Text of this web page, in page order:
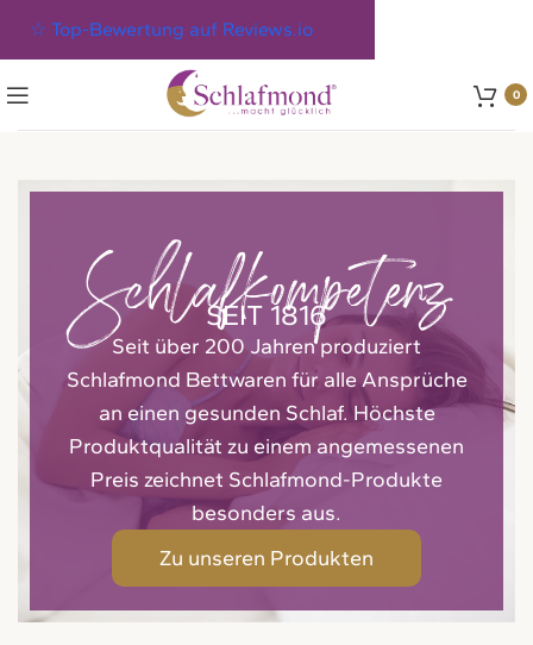
0
Schlafkompetenz
SEIT 1816
Seit über 200 Jahren produziert
Schlafmond Bettwaren für alle Ansprüche
an einen gesunden Schlaf. Höchste
Produktqualität zu einem angemessenen
Preis zeichnet Schlafmond-Produkte
besonders aus.
Zu unseren Produkten
☆ Top-Bewertung auf Reviews.io